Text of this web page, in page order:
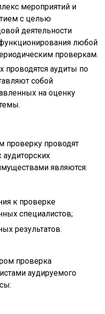
мероприятий и
с целью
деятельности
любой
проверкам.
проводятся аудиты по
собой
на оценку
проверку проводят
аудиторских
являются:
к проверке
специалистов;
результатов.
проверка
аудируемого